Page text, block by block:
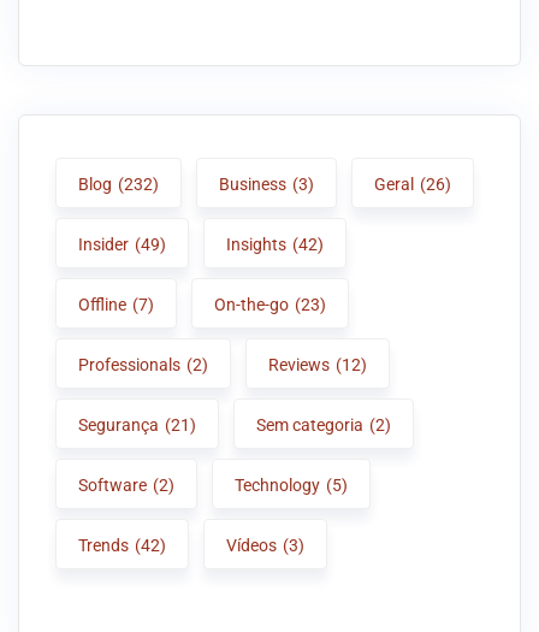
Blog (232) Business (3) Geral (26)
Insider (49) Insights (42)
Offline (7) On-the-go (23)
Professionals (2) Reviews (12)
Segurança (21) Sem categoria (2)
Software (2) Technology (5)
Trends (42) Vídeos (3)